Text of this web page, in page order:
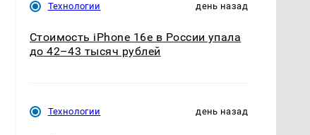
Технологии день назад
Стоимость iPhone 16e в России упала
до 42–43 тысяч рублей
Технологии день назад